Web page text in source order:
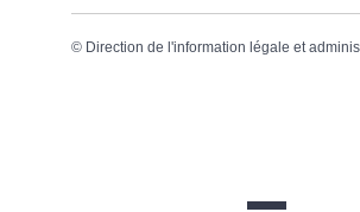
© Direction de l'information légale et